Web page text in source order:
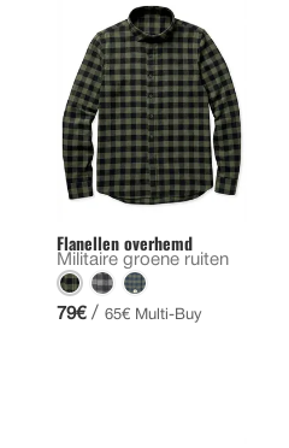
Flanellen overhemd
Militaire groene ruiten
79€ / 65€ Multi-Buy